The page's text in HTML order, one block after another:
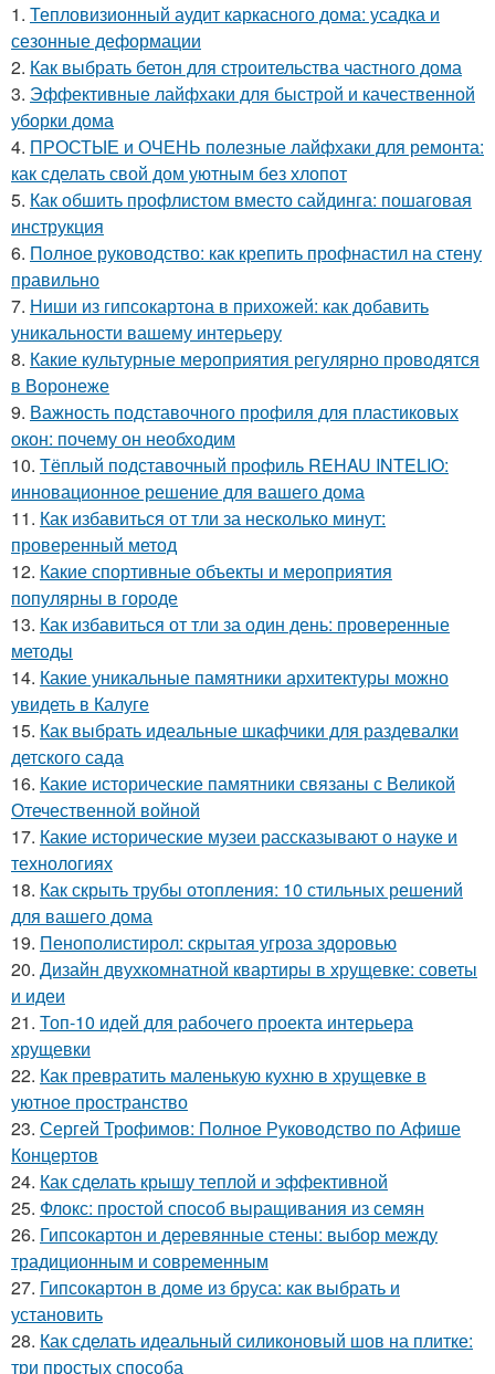
1. Тепловизионный аудит каркасного дома: усадка и
сезонные деформации
2. Как выбрать бетон для строительства частного дома
3. Эффективные лайфхаки для быстрой и качественной
уборки дома
4. ПРОСТЫЕ и ОЧЕНЬ полезные лайфхаки для ремонта:
как сделать свой дом уютным без хлопот
5. Как обшить профлистом вместо сайдинга: пошаговая
инструкция
6. Полное руководство: как крепить профнастил на стену
правильно
7. Ниши из гипсокартона в прихожей: как добавить
уникальности вашему интерьеру
8. Какие культурные мероприятия регулярно проводятся
в Воронеже
9. Важность подставочного профиля для пластиковых
окон: почему он необходим
10. Тёплый подставочный профиль REHAU INTELIO:
инновационное решение для вашего дома
11. Как избавиться от тли за несколько минут:
проверенный метод
12. Какие спортивные объекты и мероприятия
популярны в городе
13. Как избавиться от тли за один день: проверенные
методы
14. Какие уникальные памятники архитектуры можно
увидеть в Калуге
15. Как выбрать идеальные шкафчики для раздевалки
детского сада
16. Какие исторические памятники связаны с Великой
Отечественной войной
17. Какие исторические музеи рассказывают о науке и
технологиях
18. Как скрыть трубы отопления: 10 стильных решений
для вашего дома
19. Пенополистирол: скрытая угроза здоровью
20. Дизайн двухкомнатной квартиры в хрущевке: советы
и идеи
21. Топ-10 идей для рабочего проекта интерьера
хрущевки
22. Как превратить маленькую кухню в хрущевке в
уютное пространство
23. Сергей Трофимов: Полное Руководство по Афише
Концертов
24. Как сделать крышу теплой и эффективной
25. Флокс: простой способ выращивания из семян
26. Гипсокартон и деревянные стены: выбор между
традиционным и современным
27. Гипсокартон в доме из бруса: как выбрать и
установить
28. Как сделать идеальный силиконовый шов на плитке:
три простых способа